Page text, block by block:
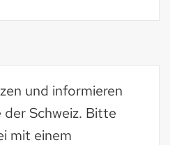
und informieren
Schweiz. Bitte
mit einem